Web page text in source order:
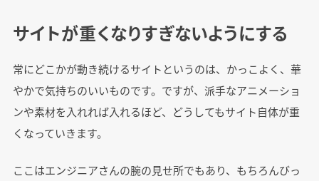
サイトが重くなりすぎないようにする
常にどこかが動き続けるサイトというのは、かっこよく、華
やかで気持ちのいいものです。ですが、派手なアニメーショ
ンや素材を入れれば入れるほど、どうしてもサイト自体が重
くなっていきます。
ここはエンジニアさんの腕の見せ所でもあり、もちろんびっ